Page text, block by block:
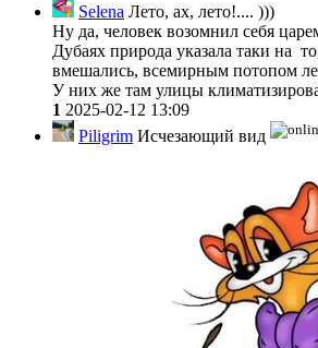
Selena Лето, ах, лето!.... )))
Ну да, человек возомнил себя
Дубаях природа указала таки на
вмешались, всемирным потопом
У них же там улицы
1 2025-02-12 13:09
Piligrim Исчезающий вид